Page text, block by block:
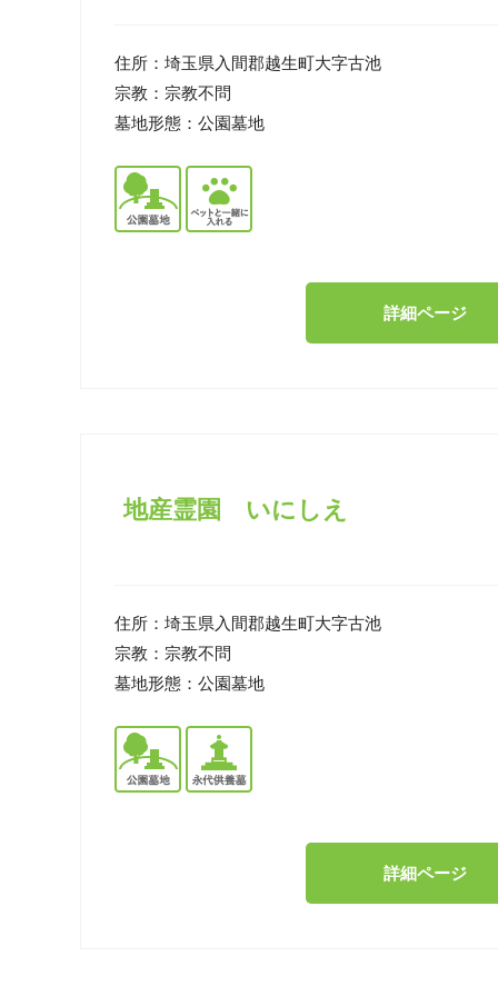
住所： 埼玉県入間郡越生町大字古池
宗教： 宗教不問
墓地形態： 公園墓地
詳細ページ
地産霊園 いにしえ
住所： 埼玉県入間郡越生町大字古池
宗教： 宗教不問
墓地形態： 公園墓地
詳細ページ